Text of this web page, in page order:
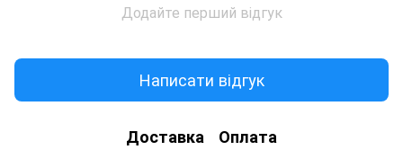
Додайте перший відгук
Написати відгук
Доставка Оплата